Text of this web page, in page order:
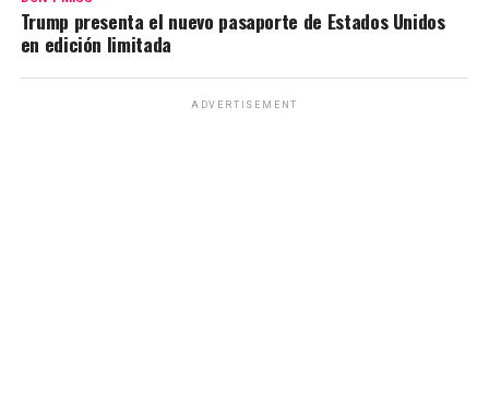
Trump presenta el nuevo pasaporte de Estados Unidos
en edición limitada
ADVERTISEMENT